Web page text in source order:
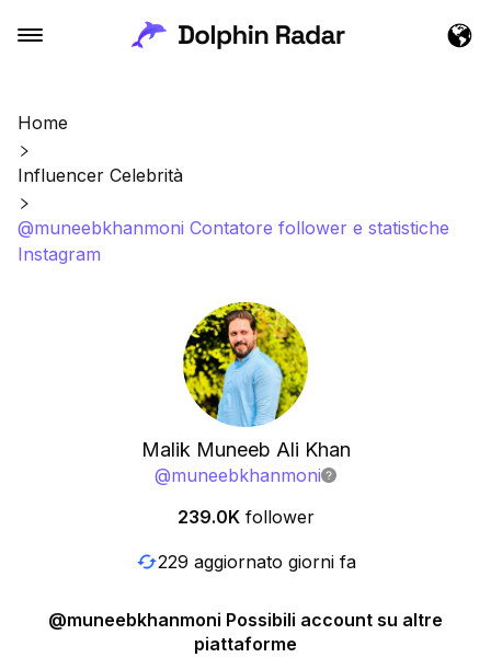
Home
Influencer Celebrità
@muneebkhanmoni Contatore follower e statistiche
Instagram
Malik Muneeb Ali Khan
@muneebkhanmoni
239.0K follower
229 aggiornato giorni fa
@muneebkhanmoni Possibili account su altre
piattaforme